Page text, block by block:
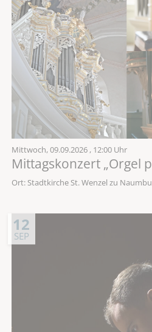
Mittwoch,09.09.2026 , 12:00 Uhr
Mittagskonzert „Orgel
Ort: Stadtkirche St. Wenzel zu
12
SEP